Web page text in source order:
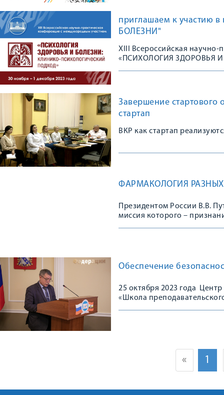
приглашаем к участию
БОЛЕЗНИ"
XIII Всероссийская
«ПСИХОЛОГИЯ ЗДОРОВЬЯ
Завершение стартового
стартап
ВКР как стартап
ФАРМАКОЛОГИЯ РАЗНЫХ
Президентом России В.В.
миссия которого –
Обеспечение
25 октября 2023 года
«Школа
« 1